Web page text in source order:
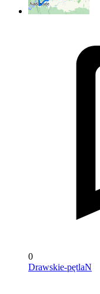
0
Drawskie-pętlaN